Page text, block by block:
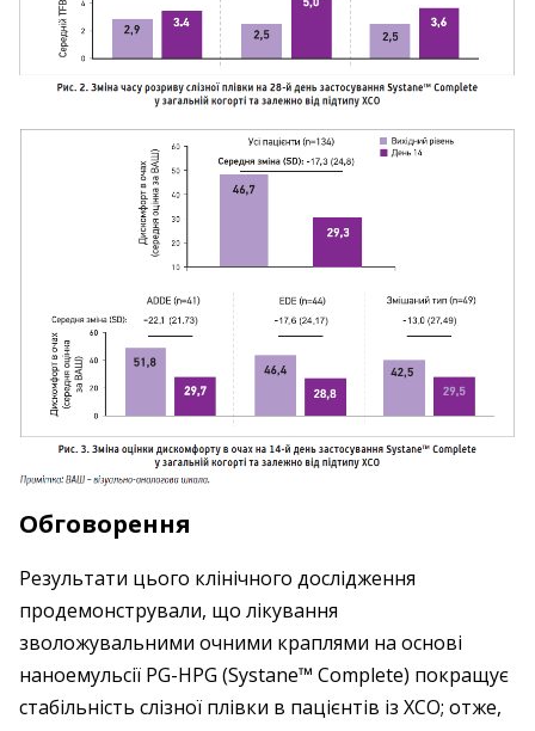
Обговорення
Результати цього клінічного дослідження
продемонстрували, що лікування
зволожувальними очними краплями на основі
наноемульсії PG-HPG (Systane™ Complete) покращує
стабільність слізної плівки в пацієнтів із ХСО; отже,